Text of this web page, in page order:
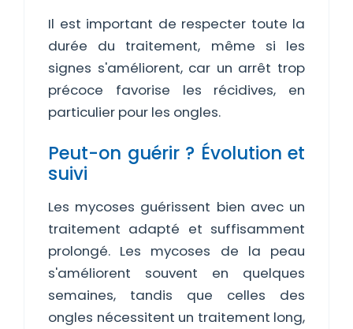
Il est important de respecter toute la
durée du traitement, même si les
signes s'améliorent, car un arrêt trop
précoce favorise les récidives, en
particulier pour les ongles.
Peut-on guérir ? Évolution et
suivi
Les mycoses guérissent bien avec un
traitement adapté et suffisamment
prolongé. Les mycoses de la peau
s'améliorent souvent en quelques
semaines, tandis que celles des
ongles nécessitent un traitement long,